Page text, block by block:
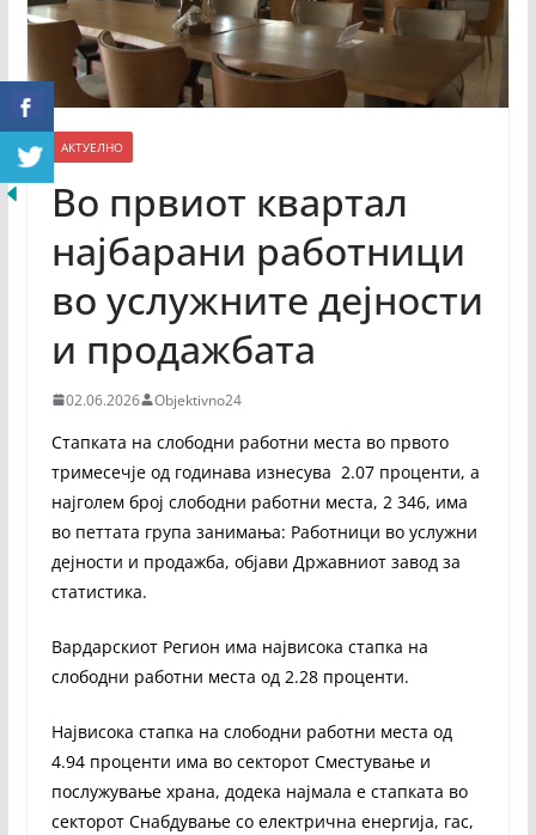
АКТУЕЛНО
Во првиот квартал
најбарани работници
во услужните дејности
и продажбата
02.06.2026 Objektivno24
Стапката на слободни работни места во првото
тримесечје од годинава изнесува 2.07 проценти, а
најголем број слободни работни места, 2 346, има
во петтата група занимања: Работници во услужни
дејности и продажба, објави Државниот завод за
статистика.
Вардарскиот Регион има највисока стапка на
слободни работни места од 2.28 проценти.
Највисока стапка на слободни работни места од
4.94 проценти има во секторот Сместување и
послужување храна, додека најмала е стапката во
секторот Снабдување со електрична енергија, гас,